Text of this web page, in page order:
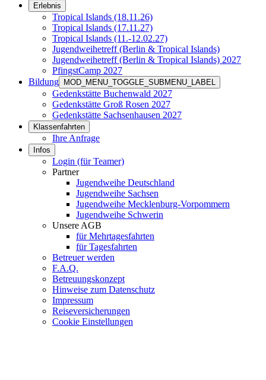
Erlebnis
Tropical Islands (18.11.26)
Tropical Islands (17.11.27)
Tropical Islands (11.-12.02.27)
Jugendweihetreff (Berlin & Tropical Islands)
Jugendweihetreff (Berlin & Tropical Islands) 2027
PfingstCamp 2027
Bildung
MOD_MENU_TOGGLE_SUBMENU_LABEL
Gedenkstätte Buchenwald 2027
Gedenkstätte Groß Rosen 2027
Gedenkstätte Sachsenhausen 2027
Klassenfahrten
Ihre Anfrage
Infos
Login (für Teamer)
Partner
Jugendweihe Deutschland
Jugendweihe Sachsen
Jugendweihe Mecklenburg-Vorpommern
Jugendweihe Schwerin
Unsere AGB
für Mehrtagesfahrten
für Tagesfahrten
Betreuer werden
F.A.Q.
Betreuungskonzept
Hinweise zum Datenschutz
Impressum
Reiseversicherungen
Cookie Einstellungen